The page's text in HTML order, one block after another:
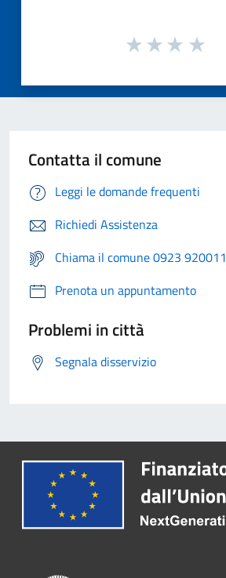
Contatta il comune
Leggi le domande frequenti
Richiedi Assistenza
Chiama il comune 0923 920011
Prenota un appuntamento
Problemi in città
Segnala disservizio